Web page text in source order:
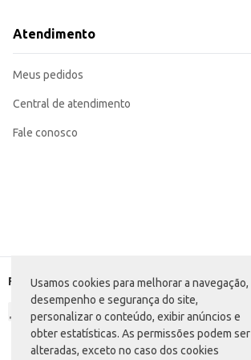
Usamos cookies para melhorar a navegação,
desempenho e segurança do site,
personalizar o conteúdo, exibir anúncios e
obter estatísticas. As permissões podem ser
alteradas, exceto no caso dos cookies
Atendimento
Meus pedidos
Central de atendimento
Fale conosco
Formas de pagamento